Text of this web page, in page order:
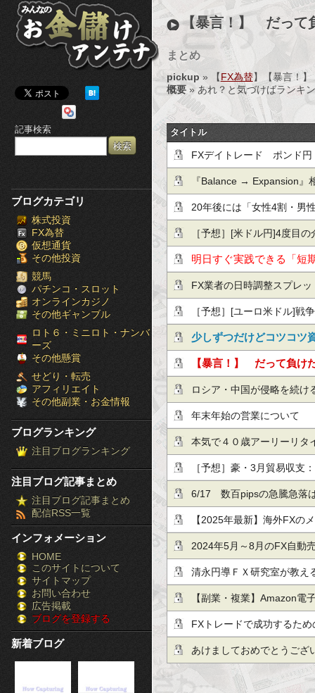
み
ん
な
の
お
金
儲
け
ア
ン
テ
ナ
［ブ
ロ
グ
ラ
ン
キ
ン
グ］-
株
FX
競
馬
パ
チ
記事検索
ブログカテゴリ
株式投資
FX為替
仮想通貨
その他投資
競馬
パチンコ・スロット
オンラインカジノ
その他ギャンブル
ロト６・ミニロト・ナンバ
ーズ
その他懸賞
せどり・転売
アフィリエイト
その他副業・お金情報
ブログランキング
注目ブログランキング
注目ブログ記事まとめ
注目ブログ記事まとめ
配信RSS一覧
インフォメーション
HOME
このサイトについて
サイトマップ
お問い合わせ
広告掲載
ブログを登録する
新着ブログ
【暴言！】 だって
まとめ
pickup » 【FX為替】【暴言！
概要» あれ？と気づけばランキ
タイトル
FXデイトレード ポンド
strategy(2026.5.11)
『Balance → Expansion』
市場構造の読み方
20年後には「女性4割・男
会に…日本の少子化が止ま
［予想］[米ドル円]4度目
争終結期待 / [カナダドル
他、今日これからのドル円
明日すぐ実践できる「短
だけ公開！
FX業者の日時調整スプレ
れた記録
［予想］[ユーロ米ドル]戦
(木)■『日本による為替介
ユーロの…他、今日これか
少しずつだけどコツコツ
月利10％の投資手法！
【暴言！】 だって負け
じゃないですか！！
ロシア・中国が侵略を続け
年末年始の営業について
本気で４０歳アーリーリタ
［予想］豪・3月貿易収支
で市場予想を下回る（今日
し・テクニカル/掲示板情報
6/17 数百pipsの急騰急落
【2025年最新】海外FXの
ガイド：初心者が知るべき
2024年5月～8月のFX自動
清永円導ＦＸ研究室が教え
８分以上
【副業・複業】Amazon電
（2022年12月末時点）
FXトレードで成功するた
あけましておめでとうござ